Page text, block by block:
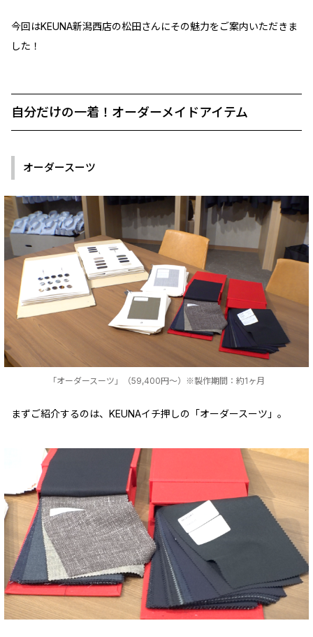
今回はKEUNA新潟西店の松田さんにその魅力をご案内いただきま
した！
自分だけの一着！オーダーメイドアイテム
オーダースーツ
「オーダースーツ」（59,400円～）※製作期間：約1ヶ月
まずご紹介するのは、KEUNAイチ押しの「オーダースーツ」。